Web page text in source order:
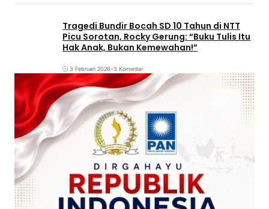
Tragedi Bundir Bocah SD 10 Tahun di NTT
Picu Sorotan, Rocky Gerung: “Buku Tulis Itu
Hak Anak, Bukan Kemewahan!”
3 Februari 2026•3 Komentar